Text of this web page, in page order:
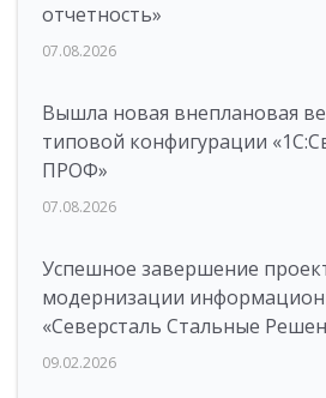
отчетность»
07.08.2026
Вышла новая внеплановая
типовой конфигурации
ПРОФ»
07.08.2026
Успешное завершение
модернизации
«Северсталь Стальные
09.02.2026